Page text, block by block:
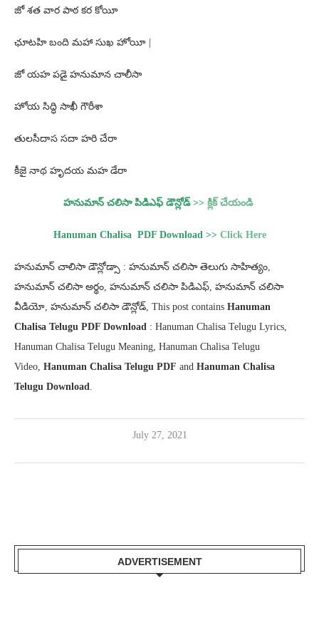
జో శత వార పాఠ కర కోయీ
ఛూటహి బంది మహా సుఖ హోయీ |
జో యహ పడై హనుమాన చాలీసా
హోయ సిద్ధి సాఖీ గౌరీశా
తులసీదాస సదా హరి చేరా
కీజై నాథ హృదయ మహ డేరా
హనుమాన్ చలిసా పిడిఎఫ్ డౌన్లోడ్ >> క్లిక్ చేయండి
Hanuman Chalisa PDF Download >> Click Here
హనుమాన్ చాలిసా డౌన్లోడ్సా : హనుమాన్ చలిసా తెలుగు సాహిత్యం,
హనుమాన్ చలిసా అర్థం, హనుమాన్ చలిసా పిడిఎఫ్, హనుమాన్ చలిసా
వీడియో, హనుమాన్ చలిసా డౌన్లోడ్, This post contains Hanuman
Chalisa Telugu PDF Download : Hanuman Chalisa Telugu Lyrics,
Hanuman Chalisa Telugu Meaning, Hanuman Chalisa Telugu
Video, Hanuman Chalisa Telugu PDF and Hanuman Chalisa
Telugu Download.
July 27, 2021
ADVERTISEMENT